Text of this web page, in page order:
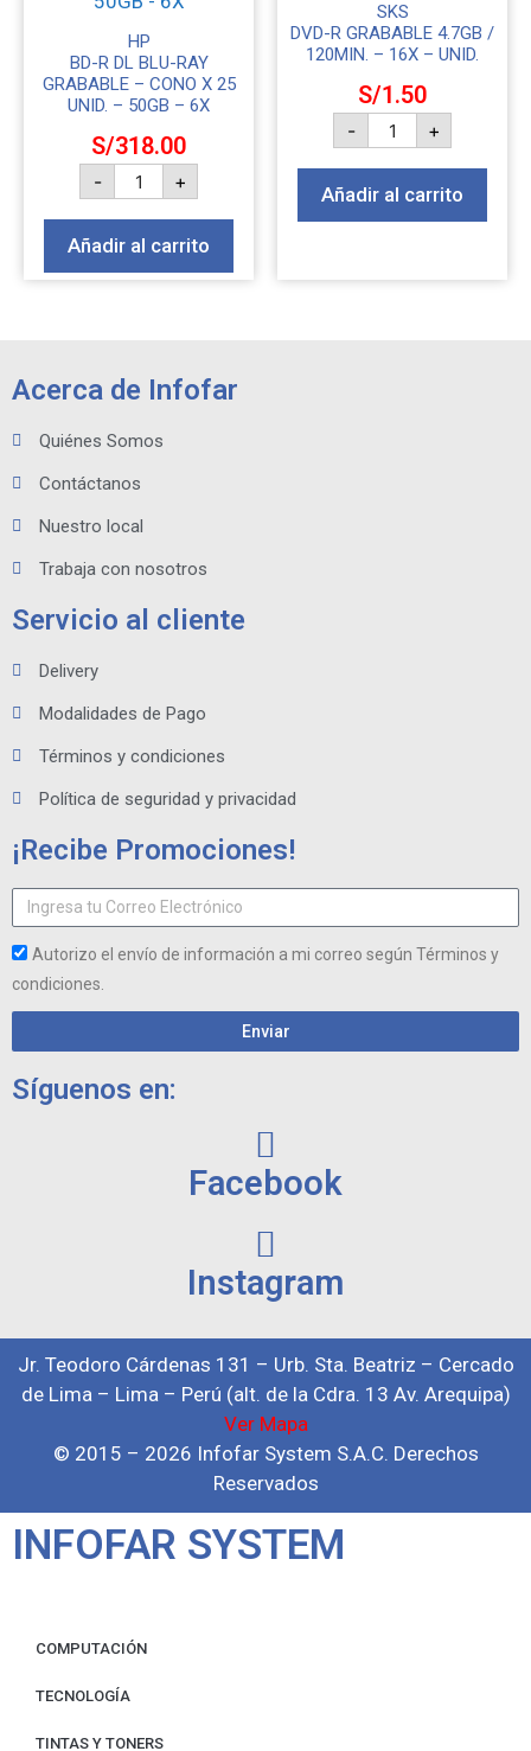
HP
BD-R DL BLU-RAY
GRABABLE – CONO X 25
UNID. – 50GB – 6X
S/318.00
- +
Añadir al carrito
SKS
DVD-R GRABABLE 4.7GB /
120MIN. – 16X – UNID.
S/1.50
- +
Añadir al carrito
Acerca de Infofar
Quiénes Somos
Contáctanos
Nuestro local
Trabaja con nosotros
Servicio al cliente
Delivery
Modalidades de Pago
Términos y condiciones
Política de seguridad y privacidad
¡Recibe Promociones!
Autorizo el envío de información a mi correo según Términos y
condiciones.
Enviar
Síguenos en:
Facebook
Instagram
Jr. Teodoro Cárdenas 131 – Urb. Sta. Beatriz – Cercado
de Lima – Lima – Perú (alt. de la Cdra. 13 Av. Arequipa)
Ver Mapa
© 2015 – 2026 Infofar System S.A.C. Derechos
Reservados
INFOFAR SYSTEM
COMPUTACIÓN
TECNOLOGÍA
TINTAS Y TONERS